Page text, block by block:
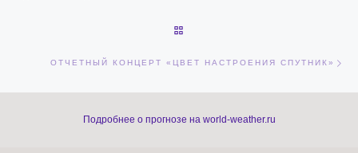
ОТЧЕТНЫЙ КОНЦЕРТ «ЦВЕТ НАСТРОЕНИЯ СПУТНИК»
Подробнее о прогнозе на world-weather.ru